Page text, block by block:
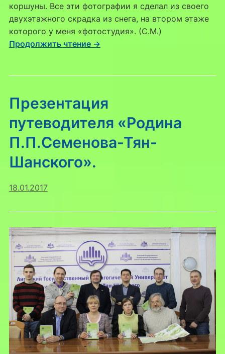
коршуны. Все эти фотографии я сделал из своего
двухэтажного скрадка из снега, на втором этаже
которого у меня «фотостудия». (С.М.)
Продолжить чтение →
Презентация
путеводителя «Родина
П.П.Семенова-Тян-
Шанского».
18.01.2017